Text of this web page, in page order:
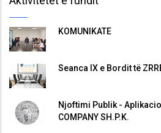
KOMUNIKATË
Seanca IX e Bordit të
Njoftimi Publik -
COMPANY SH.P.K.